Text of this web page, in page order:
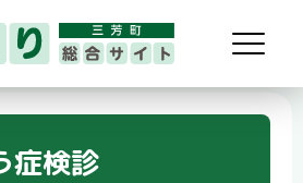
症検診